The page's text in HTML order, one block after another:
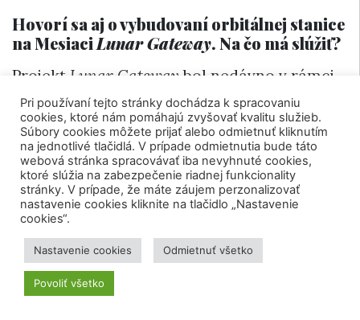
Hovorí sa aj o vybudovaní orbitálnej stanice
na Mesiaci Lunar Gateway. Na čo má slúžiť?
Projekt Lunar Gateway bol nedávno v rámci
reorganizácie amerického mesačného
programu zrušený. Bol navrhnutý ako malá
vesmírna stanica na obežnej dráhe okolo
Mesiaca s dvoma hlavnými účelmi.
Po prvé ako výskumná platforma: miesto pre
vedu v hlbokom vesmíre, v radiačnom a
teplotnom prostredí, ktoré je oveľa drsnejšie
ako to, ktoré zažíva ISS na nízkej obežnej
dráhe Zeme. A po druhé ako prestupný bod:
Pri používaní tejto stránky dochádza k spracovaniu
cookies, ktoré nám pomáhajú zvyšovať kvalitu služieb.
Súbory cookies môžete prijať alebo odmietnuť kliknutím
na jednotlivé tlačidlá. V prípade odmietnutia bude táto
webová stránka spracovávať iba nevyhnuté cookies,
ktoré slúžia na zabezpečenie riadnej funkcionality
stránky. V prípade, že máte záujem perzonalizovať
nastavenie cookies kliknite na tlačidlo „Nastavenie
cookies“.
Nastavenie cookies Odmietnuť všetko
Povoliť všetko